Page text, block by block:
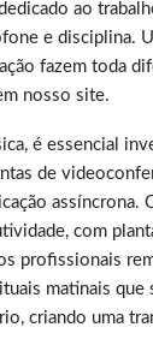
ao
e disciplina.
fazem toda
nosso site.
é essencial
de
assíncrona.
com
profissionais
matinais que
criando uma